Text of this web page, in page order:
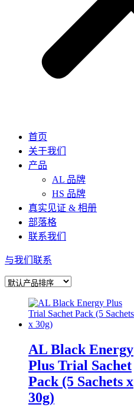
首页
关于我们
产品
AL 品牌
HS 品牌
真实见证 & 相册
部落格
联系我们
与我们联系
AL Black Energy
Plus Trial Sachet
Pack (5 Sachets x
30g)